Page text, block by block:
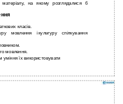
матеріалу, на якому розглядалися б
класів.
мовлення і культуру спілкування
мовлення.
уміння їх використовувати